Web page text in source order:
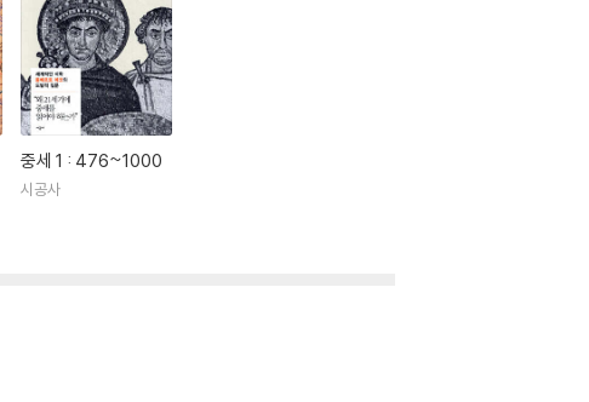
중세 1 : 476~1000
시공사